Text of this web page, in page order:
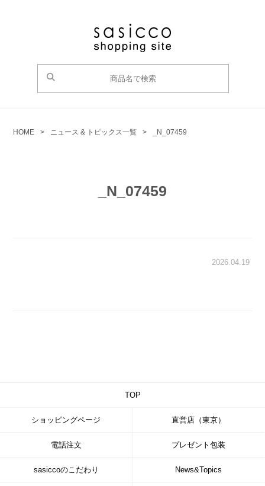
HOME > ニュース & トピックス一覧 > _N_07459
_N_07459
2026.04.19
TOP
ショッピングページ 直営店（東京）
電話注文 プレゼント包装
sasiccoのこだわり News&Topics